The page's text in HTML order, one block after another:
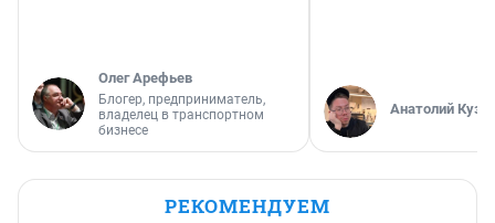
Олег Арефьев
Блогер, предприниматель,
владелец в транспортном
бизнесе
Анатолий
РЕКОМЕНДУЕМ